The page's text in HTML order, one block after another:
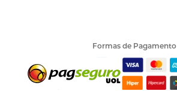
Formas de Pagamento